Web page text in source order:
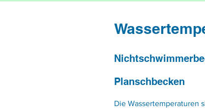
Planschbecken
Die Wassertemperaturen